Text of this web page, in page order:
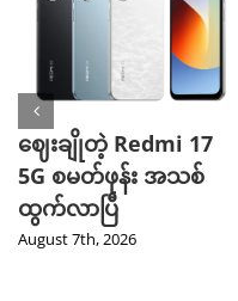
ဈေးချိုတဲ့ Redmi 17
5G စမတ်ဖုန်း အသစ်
ထွက်လာပြီ
August 7th, 2026